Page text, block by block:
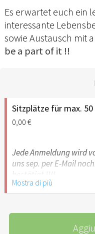
Es erwartet euch ein
interessante
sowie Austausch mit
be a part of it !!
Sitzplätze für max.
0,00 €
Jede Anmeldung wird
uns sep. per E-Mail
bestätigt !!!!
Mostra di più